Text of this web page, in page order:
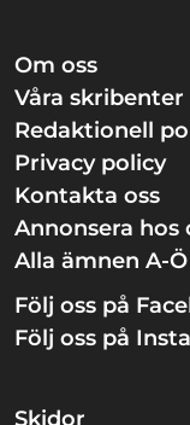
Om oss
Våra skribenter
Redaktionell
Privacy policy
Kontakta oss
Annonsera hos
Alla ämnen A-Ö
Följ oss på
Följ oss på
Skidor